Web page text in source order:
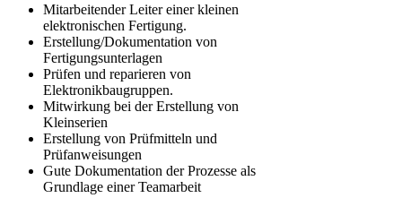
Mitarbeitender Leiter einer kleinen
elektronischen Fertigung.
Erstellung/Dokumentation von
Fertigungsunterlagen
Prüfen und reparieren von
Elektronikbaugruppen.
Mitwirkung bei der Erstellung von
Kleinserien
Erstellung von Prüfmitteln und
Prüfanweisungen
Gute Dokumentation der Prozesse als
Grundlage einer Teamarbeit